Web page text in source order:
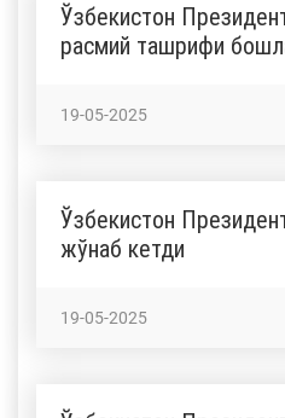
Ўзбекистон
расмий ташрифи
19-05-2025
Ўзбекистон
жўнаб кетди
19-05-2025